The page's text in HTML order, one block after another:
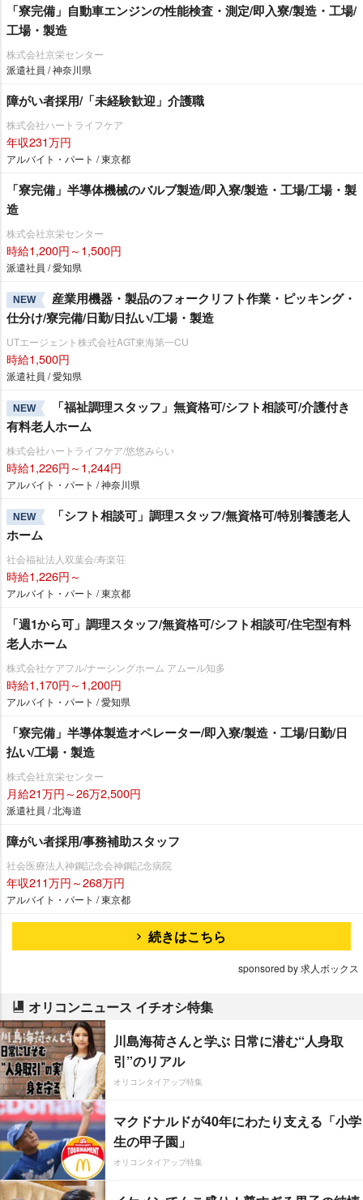
「寮完備」自動車エンジンの性能検査・測定/即入寮/製造・工場/
工場・製造
株式会社京栄センター
派遣社員 / 神奈川県
障がい者採用/「未経験歓迎」介護職
株式会社ハートライフケア
年収231万円
アルバイト・パート / 東京都
「寮完備」半導体機械のバルブ製造/即入寮/製造・工場/工場・製
造
株式会社京栄センター
時給1,200円～1,500円
派遣社員 / 愛知県
NEW
産業用機器・製品のフォークリフト作業・ピッキング・
仕分け/寮完備/日勤/日払い/工場・製造
UTエージェント株式会社AGT東海第一CU
時給1,500円
派遣社員 / 愛知県
NEW
「福祉調理スタッフ」無資格可/シフト相談可/介護付き
有料老人ホーム
株式会社ハートライフケア/悠悠みらい
時給1,226円～1,244円
アルバイト・パート / 神奈川県
NEW
「シフト相談可」調理スタッフ/無資格可/特別養護老人
ホーム
社会福祉法人双葉会/寿楽荘
時給1,226円～
アルバイト・パート / 東京都
「週1から可」調理スタッフ/無資格可/シフト相談可/住宅型有料
老人ホーム
株式会社ケアフル/ナーシングホーム アムール知多
時給1,170円～1,200円
アルバイト・パート / 愛知県
「寮完備」半導体製造オペレーター/即入寮/製造・工場/日勤/日
払い/工場・製造
株式会社京栄センター
月給21万円～26万2,500円
派遣社員 / 北海道
障がい者採用/事務補助スタッフ
社会医療法人神鋼記念会神鋼記念病院
年収211万円～268万円
アルバイト・パート / 東京都
続きはこちら
sponsored by 求人ボックス
オリコンニュース イチオシ特集
川島海荷さんと学ぶ 日常に潜む“人身取
引”のリアル
オリコンタイアップ特集
マクドナルドが40年にわたり支える「小学
生の甲子園」
オリコンタイアップ特集